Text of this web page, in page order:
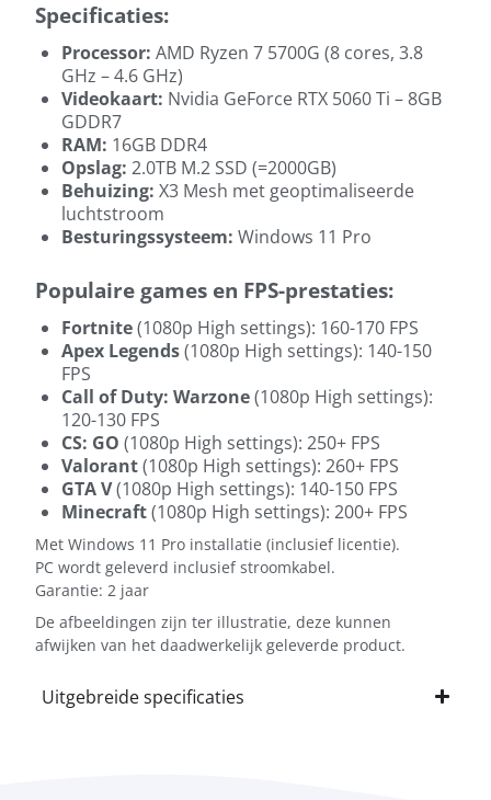
Specificaties:
Processor: AMD Ryzen 7 5700G (8 cores, 3.8
GHz – 4.6 GHz)
Videokaart: Nvidia GeForce RTX 5060 Ti – 8GB
GDDR7
RAM: 16GB DDR4
Opslag: 2.0TB M.2 SSD (=2000GB)
Behuizing: X3 Mesh met geoptimaliseerde
luchtstroom
Besturingssysteem: Windows 11 Pro
Populaire games en FPS-prestaties:
Fortnite(1080p High settings): 160-170 FPS
Apex Legends(1080p High settings): 140-150
FPS
Call of Duty: Warzone(1080p High settings):
120-130 FPS
CS: GO (1080p High settings): 250+ FPS
Valorant(1080p High settings): 260+ FPS
GTA V(1080p High settings): 140-150 FPS
Minecraft(1080p High settings): 200+ FPS
Met Windows 11 Pro installatie (inclusief licentie).
PC wordt geleverd inclusief stroomkabel.
Garantie: 2 jaar
De afbeeldingen zijn ter illustratie, deze kunnen
afwijken van het daadwerkelijk geleverde product.
Uitgebreide specificaties